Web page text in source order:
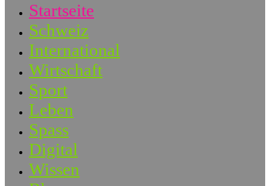
Startseite
Schweiz
International
Wirtschaft
Sport
Leben
Spass
Digital
Wissen